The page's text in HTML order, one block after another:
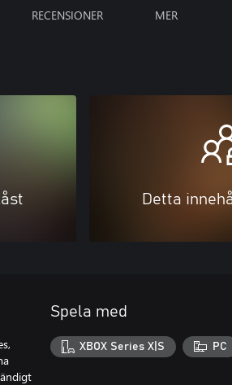
RECENSIONER MER
Detta
Spela med
XBOX Series X|S PC